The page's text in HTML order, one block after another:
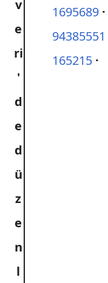
1695689
94385551
165215